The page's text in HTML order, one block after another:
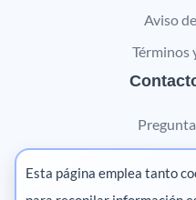
Aviso
Términos
Esta página emplea tanto